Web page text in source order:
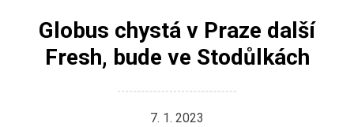
Globus chystá v Praze další
Fresh, bude ve Stodůlkách
7. 1. 2023